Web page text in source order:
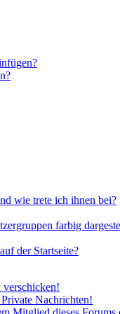
wie trete ich ihnen bei?
farbig
der Startseite?
Nachrichten!